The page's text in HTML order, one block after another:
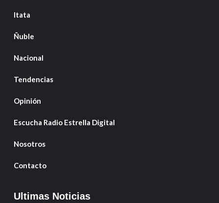
Itata
Ñuble
Nacional
Tendencias
Opinión
Escucha Radio Estrella Digital
Nosotros
Contacto
Ultimas Noticias